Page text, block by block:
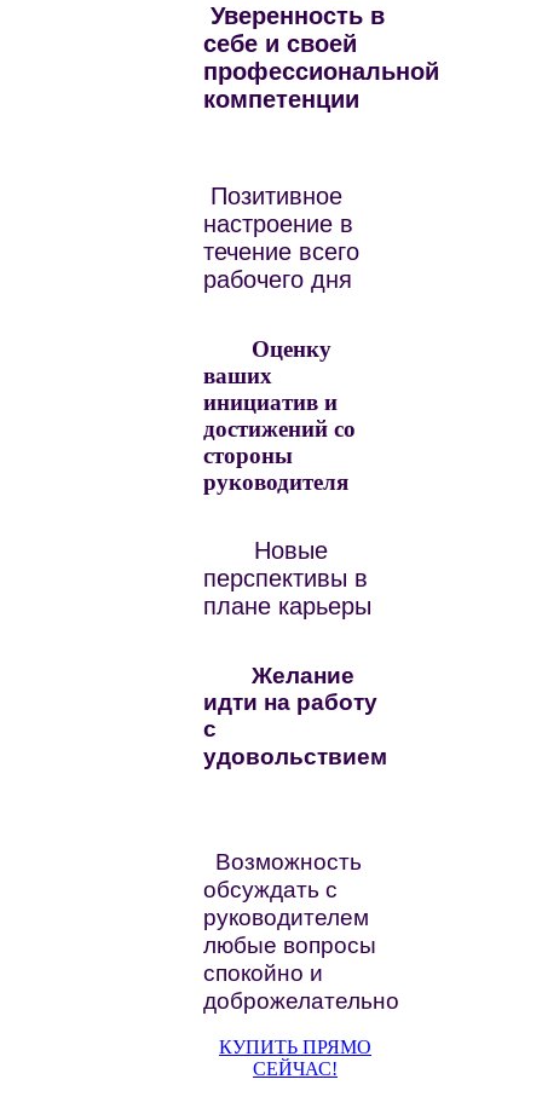
Уверенность в
себе и своей
профессиональной
компетенции
Позитивное
настроение в
течение всего
рабочего дня
Оценку
ваших
инициатив и
достижений со
стороны
руководителя
Новые
перспективы в
плане карьеры
Желание
идти на работу
с
удовольствием
Возможность
обсуждать с
руководителем
любые вопросы
спокойно и
доброжелательно
КУПИТЬ ПРЯМО
СЕЙЧАС!